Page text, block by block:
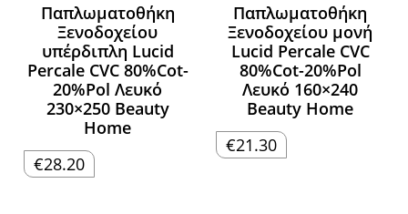
Παπλωματοθήκη
Ξενοδοχείου
υπέρδιπλη Lucid
Percale CVC 80%Cot-
20%Pol Λευκό
230×250 Beauty
Home
€28.20
Παπλωματοθήκη
Ξενοδοχείου μονή
Lucid Percale CVC
80%Cot-20%Pol
Λευκό 160×240
Beauty Home
€21.30